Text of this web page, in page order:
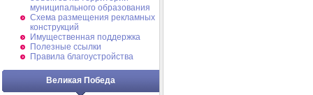
муниципального образования
Схема размещения рекламных
конструкций
Имущественная поддержка
Полезные ссылки
Правила благоустройства
Великая Победа